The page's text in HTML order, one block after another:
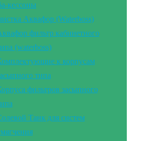
кессоны
Аквафор (Waterboss)
фильтр кабинетного
(waterboss)
к корпусам
типа
фильтров засыпного
Танк для систем